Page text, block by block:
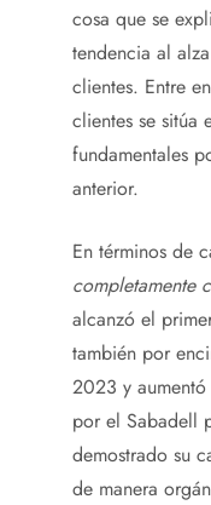
cosa que se
tendencia al
clientes. Entre
clientes se sitúa
fundamentales
anterior.
En términos de
completamente
alcanzó el
también por
2023 y
por el Sabadell
demostrado su
de manera